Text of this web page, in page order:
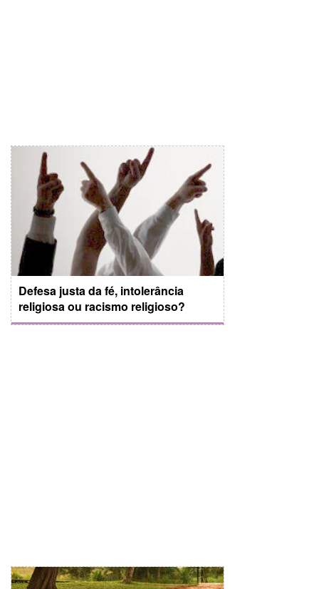
Defesa justa da fé, intolerância
religiosa ou racismo religioso?